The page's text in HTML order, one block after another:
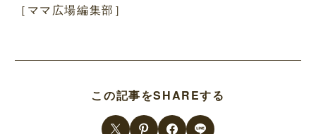
［ママ広場編集部］
この記事をSHAREする